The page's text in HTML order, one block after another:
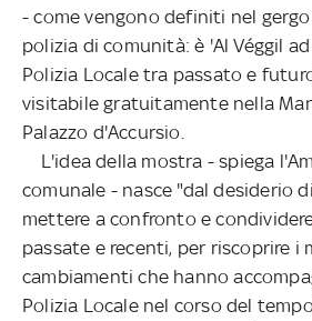
- come vengono definiti nel
polizia di comunità: è 'Al Véggil
Polizia Locale tra passato e
visitabile gratuitamente nella
Palazzo d'Accursio.
L'idea della mostra - spiega
comunale - nasce "dal desiderio
mettere a confronto e
passate e recenti, per riscoprire i
cambiamenti che hanno
Polizia Locale nel corso del